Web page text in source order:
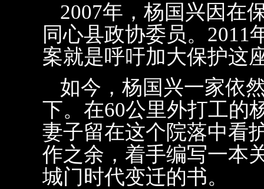
2007年，杨国兴因在
同心县政协委员。2011
案就是呼吁加大保护这
如今，杨国兴一家依
下。在60公里外打工的
妻子留在这个院落中看
作之余，着手编写一本
城门时代变迁的书。